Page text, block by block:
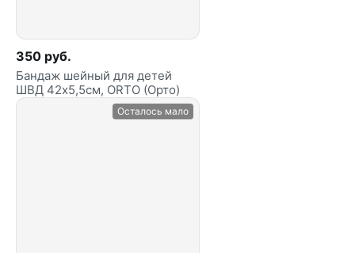
350 руб.
Бандаж шейный для детей
ШВД 42х5,5см, ORTO (Орто)
Осталось мало